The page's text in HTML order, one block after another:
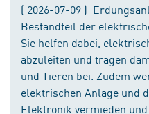
( 2026-07-09 )
Bestandteil der
Sie helfen dabei,
abzuleiten und tragen
und Tieren bei. Zudem
elektrischen Anlage und
Elektronik vermieden